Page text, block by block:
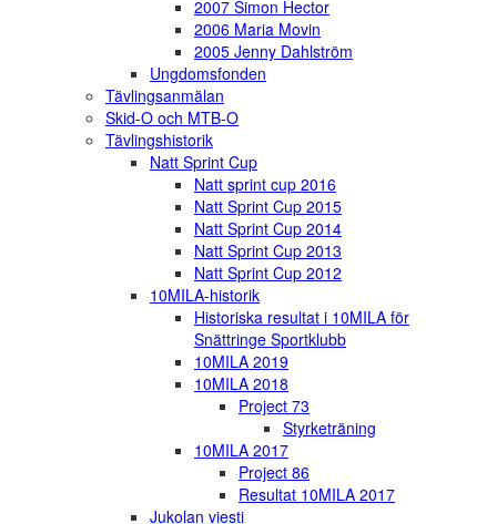
2007 Simon Hector
2006 Maria Movin
2005 Jenny Dahlström
Ungdomsfonden
Tävlingsanmälan
Skid-O och MTB-O
Tävlingshistorik
Natt Sprint Cup
Natt sprint cup 2016
Natt Sprint Cup 2015
Natt Sprint Cup 2014
Natt Sprint Cup 2013
Natt Sprint Cup 2012
10MILA-historik
Historiska resultat i 10MILA för
Snättringe Sportklubb
10MILA 2019
10MILA 2018
Project 73
Styrketräning
10MILA 2017
Project 86
Resultat 10MILA 2017
Jukolan viesti